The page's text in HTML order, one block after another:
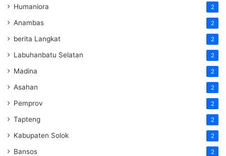
Humaniora 2
Anambas 2
berita Langkat 2
Labuhanbatu Selatan 2
Madina 2
Asahan 2
Pemprov 2
Tapteng 2
Kabupaten Solok 2
Bansos 2